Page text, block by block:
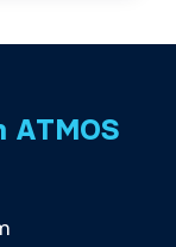
ATMOS